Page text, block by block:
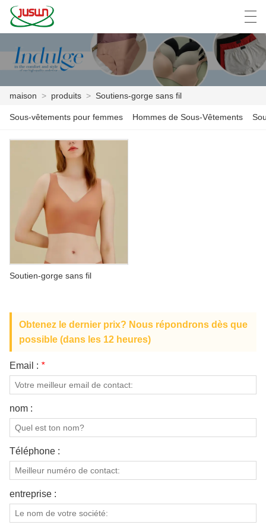
MAISON
PRODUITS
NOUVELLES
USINE
CONTACTEZ NOUS
À PROPOS DE NOUS
Deutsch English Español
maison > produits > Soutiens-gorge sans fil
Sous-vêtements pour femmes Hommes de Sous-Vêtements
Soutien-gorge sans fil
Obtenez le dernier prix? Nous répondrons dès que
possible (dans les 12 heures)
Email : *
nom :
Téléphone :
entreprise :